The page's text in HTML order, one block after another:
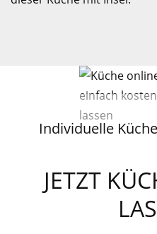
Individuelle
JETZT